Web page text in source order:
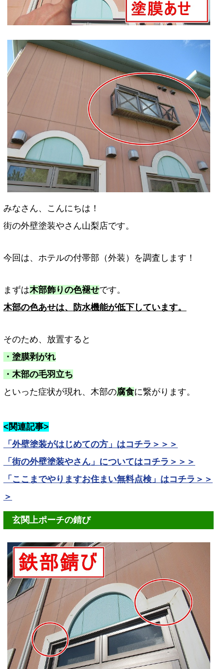
みなさん、こんにちは！
街の外壁塗装やさん山梨店です。
今回は、ホテルの付帯部（外装）を調査します！
まずは木部飾りの色褪せです。
木部の色あせは、防水機能が低下しています。
そのため、放置すると
・塗膜剥がれ
・木部の毛羽立ち
といった症状が現れ、木部の腐食に繋がります。
<関連記事>
「外壁塗装がはじめての方」はコチラ＞＞＞
「街の外壁塗装やさん」についてはコチラ＞＞＞
「ここまでやりますお住まい無料点検」はコチラ＞＞
＞
玄関上ポーチの錆び